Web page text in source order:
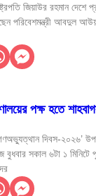
জিয়াউর রহমান
পরিবেশমন্ত্রী আবদুল
পক্ষ হতে
দিবস-২০২৬’
সকাল ৬টা ১ মিনিটে